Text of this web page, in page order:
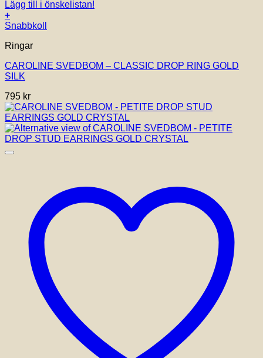
Lägg till i önskelistan!
+
Snabbkoll
Ringar
CAROLINE SVEDBOM – CLASSIC DROP RING GOLD
SILK
795 kr